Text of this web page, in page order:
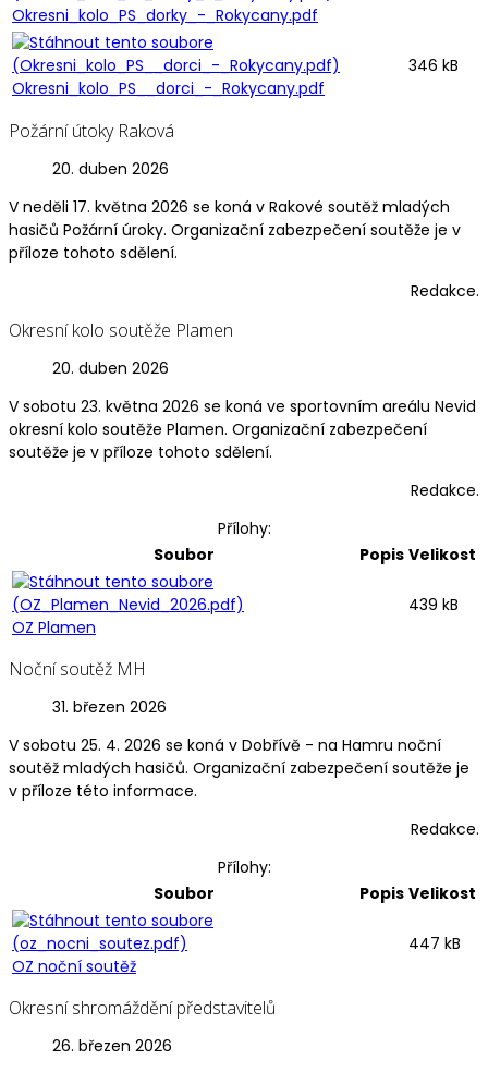
Okresni_kolo_PS_dorky_-_Rokycany.pdf
Okresni_kolo_PS__dorci_-_Rokycany.pdf
346 kB
Požární útoky Raková
20. duben 2026
V neděli 17. května 2026 se koná v Rakové soutěž mladých
hasičů Požární úroky. Organizační zabezpečení soutěže je v
příloze tohoto sdělení.
Redakce.
Okresní kolo soutěže Plamen
20. duben 2026
V sobotu 23. května 2026 se koná ve sportovním areálu Nevid
okresní kolo soutěže Plamen. Organizační zabezpečení
soutěže je v příloze tohoto sdělení.
Redakce.
Přílohy:
Soubor
Popis Velikost
OZ Plamen
439 kB
Noční soutěž MH
31. březen 2026
V sobotu 25. 4. 2026 se koná v Dobřívě - na Hamru noční
soutěž mladých hasičů. Organizační zabezpečení soutěže je
v příloze této informace.
Redakce.
Přílohy:
Soubor
Popis Velikost
OZ noční soutěž
447 kB
Okresní shromáždění představitelů
26. březen 2026